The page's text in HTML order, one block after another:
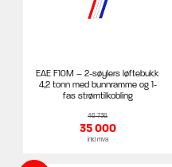
EAE F10M – 2-søylers løftebukk
4,2 tonn med bunnramme og 1-
fas strømtilkobling
46 736
35 000
inkl mva